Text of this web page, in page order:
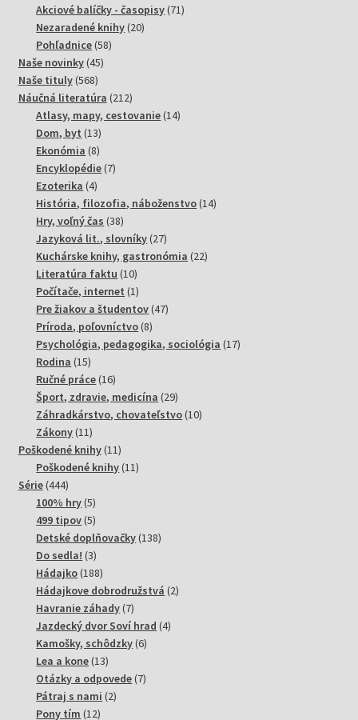
produktov
Akciové balíčky - časopisy 7171
Nezaradené knihy 2020
Pohľadnice 5858
Naše novinky 4545
Naše tituly 568568
produktov
Náučná literatúra 212212
produktov
Atlasy, mapy, cestovanie 1414
Dom, byt 1313
produktov
Ekonómia 88
produktov
Encyklopédie 77
Ezoterika 44
produkty
História, filozofia, náboženstvo 1414
Hry, voľný čas 3838
produktov
Jazyková lit., slovníky 2727
produktov
Kuchárske knihy, gastronómia 2222
Literatúra faktu 1010
produktov
Počítače, internet 11
produkt
Pre žiakov a študentov 4747
Príroda, poľovníctvo 88
produktov
Psychológia, pedagogika, sociológia 1717
Rodina 1515
produktov
Ručné práce 1616
produktov
Šport, zdravie, medicína 2929
produktov
Záhradkárstvo, chovateľstvo 1010
Zákony 1111
produktov
Poškodené knihy 1111
produktov
Poškodené knihy 1111
Série 444444
produktov
100% hry 55
produktov
499 tipov 55
produktov
Detské doplňovačky 138138
Do sedla! 33
produkty
Hádajko 188188
produktov
Hádajkove dobrodružstvá 22
Havranie záhady 77
produktov
Jazdecký dvor Soví hrad 44
Kamošky, schôdzky 66
Lea a kone 1313
produktov
Otázky a odpovede 77
Pátraj s nami 22
Pony tím 1212